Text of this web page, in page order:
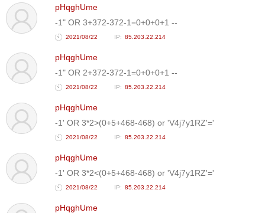
pHqghUme
-1" OR 3+372-372-1=0+0+0+1 --
2021/08/22 85.203.22.214
pHqghUme
-1" OR 2+372-372-1=0+0+0+1 --
2021/08/22 85.203.22.214
pHqghUme
-1' OR 3*2>(0+5+468-468) or 'V4j7y1RZ'='
2021/08/22 85.203.22.214
pHqghUme
-1' OR 3*2<(0+5+468-468) or 'V4j7y1RZ'='
2021/08/22 85.203.22.214
pHqghUme